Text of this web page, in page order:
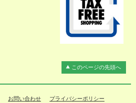
このページの先頭へ
お問い合わせ プライバシーポリシー